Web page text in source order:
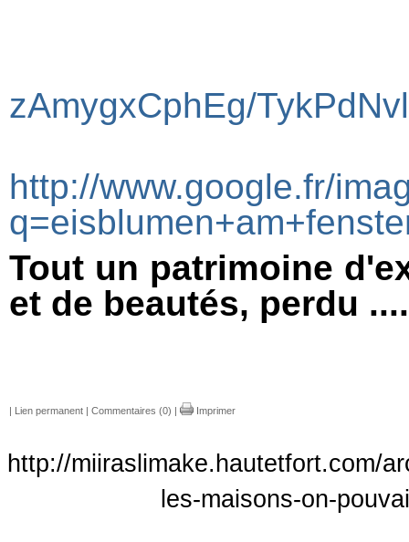
zAmygxCphEg/
http://www.google.fr/
Tout un patrimoine
et de beautés, perdu ....
Lien permanent Commentaires (0) Imprimer
http://miiraslimake.hautetfort.com/
les-maisons-on-